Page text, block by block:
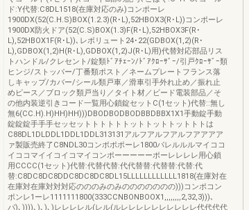
ド:Y代替:C8DL1518(在庫対応のみ)コンポーレ
1900DX(52(C.H.S)BOX(1.2.3)(R･L),52HBOX3(R･L))コンポーレ
1900DX防火ドア(52(C.S)BOX(1.3)F(R･L),52HBOX3F(R･
L),52HBOX1F(R･L))､レボリュート24･22(GDBOX(1,2)(R･
L),GDBOX(1,2)H(R･L),GDBOX(1,2)J(R･L)用)代替対応部品リス
トハンドル/クレセント/錠類ﾄﾞｱﾁｪｰﾝ/ﾄﾞｱｸﾛｰｻﾞｰ/引戸ｸﾛｰｻﾞｰ類
ヒンジ/ストッパー/丁番類ポスト／ネームプレートフランス落
しキャップ/カバー/シール類戸車／滑車引手外れ止め／振れ止
めピース／ブロック類戸当り／タイト材／ビード電装部品／そ
の他内装逆引きコード一覧用心鎖錠セットC(1セット)代替::無し
無6(CC.H).H)HH)HH)))DBODBODBODBBDBBX1X1手動錠手動
錠錠錠手手手セッセットトトトトトットトットトットトトは
C88DL1DLDDL1DDL1DDL313131アルフアルフアルフアアアア
ァ製販売終了C8NDL30コンポポポーレ1800パレルルルマイココ
イココマイイコイコマイコンポーーーーーポーレレレレ用心鎖
用CCCC(1セット)代替:代替代替:代代替替:代替替:代替:代
替:C8DC8DC8DDC8DC8DC8DL15LLLLLLLLLLLL1818(在庫対在
在庫対在庫対対対応のののみのみののののののの)))コンポコン
ポンレ1ーレ1111111800(333CCNBONBOOX1,,,,,,,,2,32,3)))､
パ)､))))､)､)､)レレレレル(レル(ルレレレレレレレレレレ代代代代